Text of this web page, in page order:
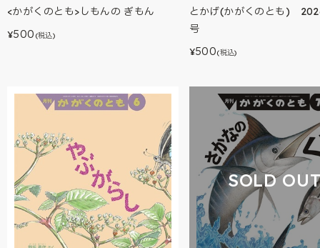
<かがくのとも>しもんの ぎもん
¥500 (税込)
とかげ(かがくのとも)
号
¥500(税込)
SOLD